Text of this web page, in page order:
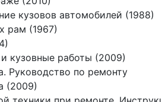
кузовов автомобилей (1988)
рам (1967)
кузовные работы (2009)
Руководство по ремонту
(2009)